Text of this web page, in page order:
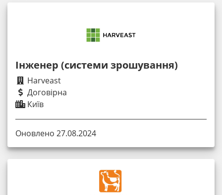
Інженер (системи зрошування)
Harveast
Договірна
Київ
Оновлено 27.08.2024